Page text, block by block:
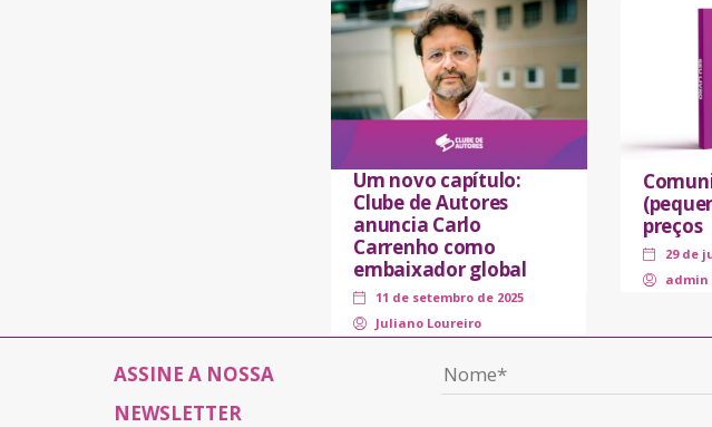
Um novo capítulo:
Clube de Autores
anuncia Carlo
Carrenho como
embaixador global
11 de setembro de 2025
Juliano Loureiro
preços
29 de
admin
ASSINE A NOSSA
NEWSLETTER